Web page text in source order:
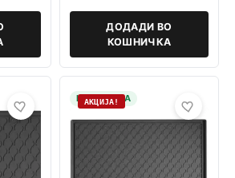
ДОДАДИ ВО
КОШНИЧКА
НА ЗАЛИХА
АКЦИЈА!